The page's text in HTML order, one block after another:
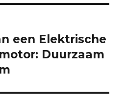
een Elektrische
Duurzaam